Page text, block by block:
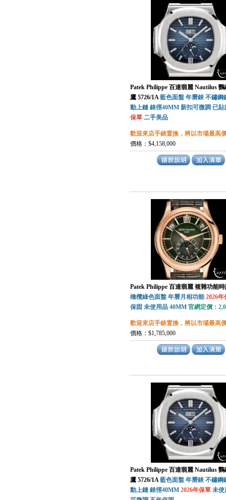
Patek Philippe 百達翡麗 Nautilus
鷹 5726/1A 藍色面盤 年曆錶 不鏽鋼
動上鏈 錶徑40MM 新扣可微調 已
保單 二手美品
歡迎來店手錶置換，將以市場最高
價格：$4,158,000
Patek Philippe 百達翡麗 複雜功能時
橄欖綠色面盤 年曆月相功能2026年
保固 未使用品 40MM 官網定價：
歡迎來店手錶置換，將以市場最高
價格：$1,785,000
Patek Philippe 百達翡麗 Nautilus
鷹 5726/1A藍色面盤 年曆錶 不鏽鋼
動上鏈 錶徑40MM 2026年保單 未使